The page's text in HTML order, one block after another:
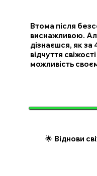
Втома після
виснажливою.
дізнаєшся, як за
відчуття
можливість
🌟 Віднови